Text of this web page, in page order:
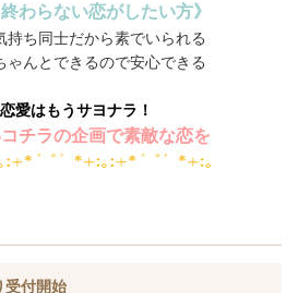
終わらない恋がしたい方》
持ち同士だから素でいられる
ゃんとできるので安心できる
愛はもうサヨナラ！
チラの企画で素敵な恋を
受付開始